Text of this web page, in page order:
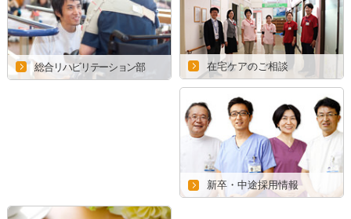
総合リハビリテーション部 在宅ケアのご相談
新卒・中途採用情報